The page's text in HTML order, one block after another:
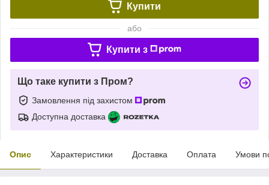
Купити
або
Купити з
Що таке купити з Пром?
Замовлення під захистом
Доступна доставка
Опис Характеристики Доставка Оплата Умови